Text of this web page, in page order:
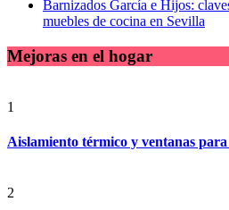
Barnizados García e Hijos:
muebles de cocina en Sevilla
Mejoras en el hogar
1
Aislamiento térmico y ventanas
2